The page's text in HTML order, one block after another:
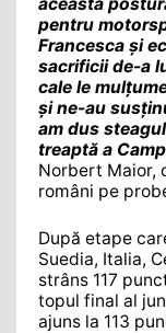
pentru
Francesca și
sacrificii de-a
cale le
și ne-au
am dus
treaptă a
Norbert Maior,
români pe
După etape
Suedia, Italia,
strâns 117
topul final al
ajuns la 113